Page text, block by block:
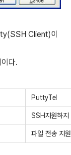
Client)이
다.
PuttyTel
SSH지원하
파일 전송 지